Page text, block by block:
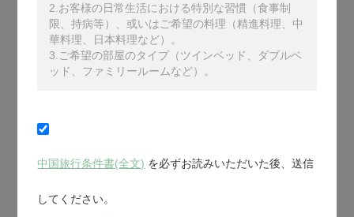
2.お客様の日常生活における特別な習慣（食事制
限、持病等）、或いはご希望の料理（精進料理、中
華料理、日本料理など）。
3.ご希望の部屋のタイプ（ツインベッド、ダブルベ
ッド、ファミリールームなど）。
中国旅行条件書(全文) を必ずお読みいただいた後、送信
してください。